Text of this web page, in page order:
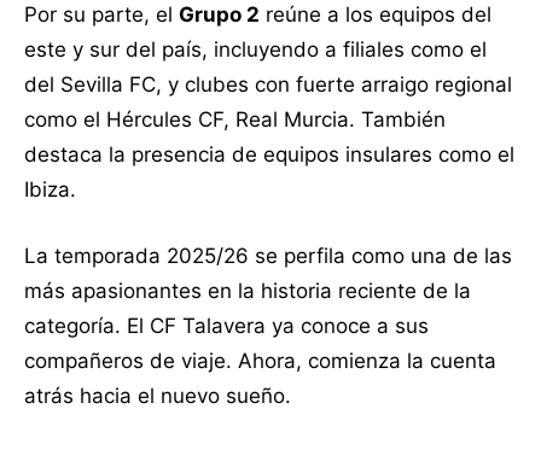
Por su parte, el Grupo 2 reúne a los equipos del
este y sur del país, incluyendo a filiales como el
del Sevilla FC, y clubes con fuerte arraigo regional
como el Hércules CF, Real Murcia. También
destaca la presencia de equipos insulares como el
Ibiza.
La temporada 2025/26 se perfila como una de las
más apasionantes en la historia reciente de la
categoría. El CF Talavera ya conoce a sus
compañeros de viaje. Ahora, comienza la cuenta
atrás hacia el nuevo sueño.